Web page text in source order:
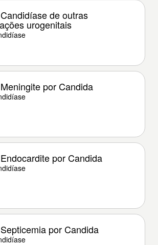
de outras
urogenitais
por Candida
por Candida
por Candida